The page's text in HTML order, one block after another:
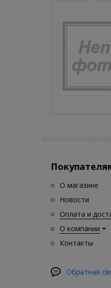
О магазине
Новости
Оплата и
О компании
Контакты
Обратная